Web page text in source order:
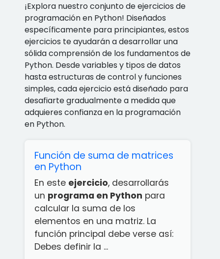
¡Explora nuestro conjunto de ejercicios de
programación en Python! Diseñados
específicamente para principiantes, estos
ejercicios te ayudarán a desarrollar una
sólida comprensión de los fundamentos de
Python. Desde variables y tipos de datos
hasta estructuras de control y funciones
simples, cada ejercicio está diseñado para
desafiarte gradualmente a medida que
adquieres confianza en la programación
en Python.
Función de suma de matrices
en Python
En este ejercicio, desarrollarás
un programa en Python para
calcular la suma de los
elementos en una matriz. La
función principal debe verse así:
Debes definir la ...